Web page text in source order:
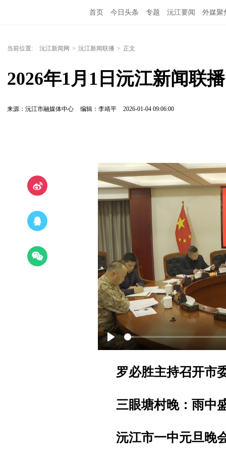
首页 今日头条 专题 沅江要闻 外媒聚
当前位置: 沅江新闻网 > 沅江新闻联播 > 正文
2026年1月1日沅江新闻联播
来源：沅江市融媒体中心 编辑：李靖平 2026-01-04 09:06:00
Play
罗必胜主持召开市
三眼塘村晚：雨中
沅江市一中元旦晚